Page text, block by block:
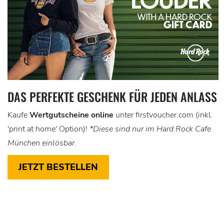
DAS PERFEKTE GESCHENK FÜR JEDEN ANLASS
KaufeWertgutscheine online unter firstvoucher.com (inkl.
'print at home' Option)! *Diese sind nur im Hard Rock Cafe
München einlösbar.
JETZT BESTELLEN